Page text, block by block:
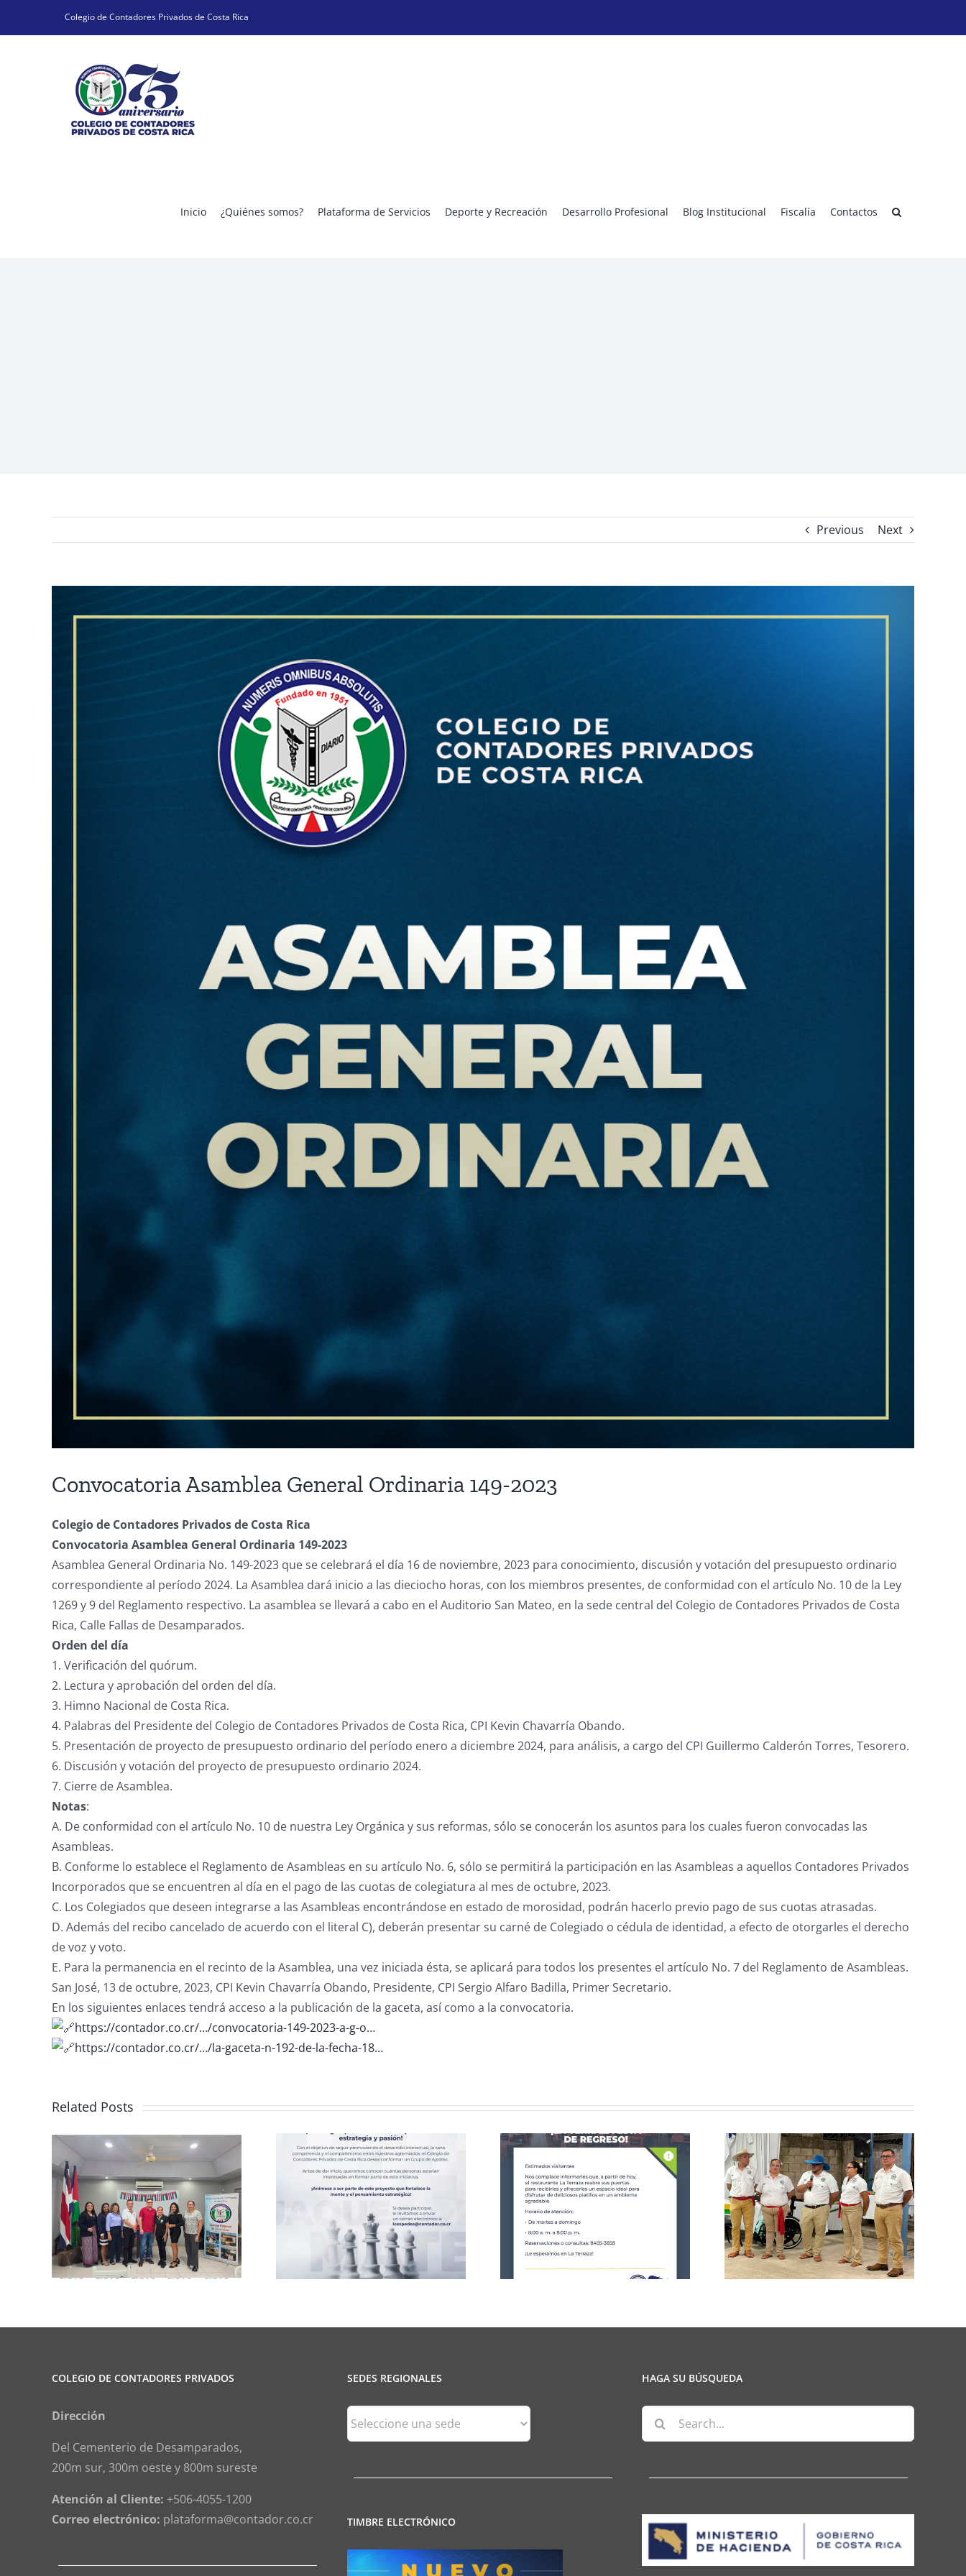
Colegio de Contadores Privados de Costa Rica
Inicio ¿Quiénes somos? Plataforma de Servicios Deporte y Recreación Desarrollo Profesional Blog Institucional Fiscalía Contactos
Previous Next
Larger
Convocatoria Asamblea General Ordinaria 149-2023
Colegio de Contadores Privados de Costa Rica
Convocatoria Asamblea General Ordinaria 149-2023
Asamblea General Ordinaria No. 149-2023 que se celebrará el día 16 de noviembre, 2023 para conocimiento, discusión y votación del presupuesto ordinario
correspondiente al período 2024. La Asamblea dará inicio a las dieciocho horas, con los miembros presentes, de conformidad con el artículo No. 10 de la Ley
1269 y 9 del Reglamento respectivo. La asamblea se llevará a cabo en el Auditorio San Mateo, en la sede central del Colegio de Contadores Privados de Costa
Rica, Calle Fallas de Desamparados.
Orden del día
1. Verificación del quórum.
2. Lectura y aprobación del orden del día.
3. Himno Nacional de Costa Rica.
4. Palabras del Presidente del Colegio de Contadores Privados de Costa Rica, CPI Kevin Chavarría Obando.
5. Presentación de proyecto de presupuesto ordinario del período enero a diciembre 2024, para análisis, a cargo del CPI Guillermo Calderón Torres, Tesorero.
6. Discusión y votación del proyecto de presupuesto ordinario 2024.
7. Cierre de Asamblea.
Notas:
A. De conformidad con el artículo No. 10 de nuestra Ley Orgánica y sus reformas, sólo se conocerán los asuntos para los cuales fueron convocadas las
Asambleas.
B. Conforme lo establece el Reglamento de Asambleas en su artículo No. 6, sólo se permitirá la participación en las Asambleas a aquellos Contadores Privados
Incorporados que se encuentren al día en el pago de las cuotas de colegiatura al mes de octubre, 2023.
C. Los Colegiados que deseen integrarse a las Asambleas encontrándose en estado de morosidad, podrán hacerlo previo pago de sus cuotas atrasadas.
D. Además del recibo cancelado de acuerdo con el literal C), deberán presentar su carné de Colegiado o cédula de identidad, a efecto de otorgarles el derecho
de voz y voto.
E. Para la permanencia en el recinto de la Asamblea, una vez iniciada ésta, se aplicará para todos los presentes el artículo No. 7 del Reglamento de Asambleas.
San José, 13 de octubre, 2023, CPI Kevin Chavarría Obando, Presidente, CPI Sergio Alfaro Badilla, Primer Secretario.
En los siguientes enlaces tendrá acceso a la publicación de la gaceta, así como a la convocatoria.
https://contador.co.cr/…/convocatoria-149-2023-a-g-o…
https://contador.co.cr/…/la-gaceta-n-192-de-la-fecha-18…
Related Posts
Club de Ajedrez CCPCR Informa
Celebración de la
25 de Julio
CCPCR Informa
COLEGIO DE CONTADORES PRIVADOS
Dirección
Del Cementerio de Desamparados,
200m sur, 300m oeste y 800m sureste
Atención al Cliente: +506-4055-1200
Correo electrónico: plataforma@contador.co.cr
SEDES REGIONALES
Sedes
Regionales
TIMBRE ELECTRÓNICO
HAGA SU BÚSQUEDA
Search
for: